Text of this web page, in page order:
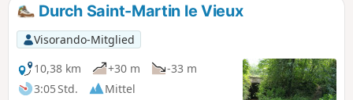
Durch Saint-Martin le Vieux
Visorando-Mitglied
10,38 km
+30 m
-33 m
3:05 Std.
Mittel